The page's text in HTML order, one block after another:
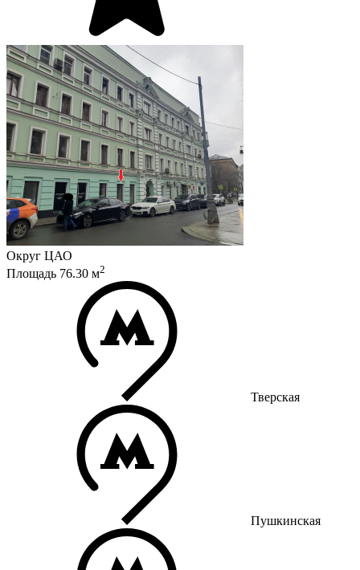
Округ ЦАО
Площадь 76.30 м2
Тверская
Пушкинская